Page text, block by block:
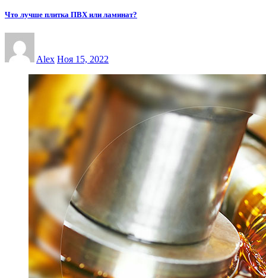
Что лучше плитка ПВХ или ламинат?
Alex Ноя 15, 2022